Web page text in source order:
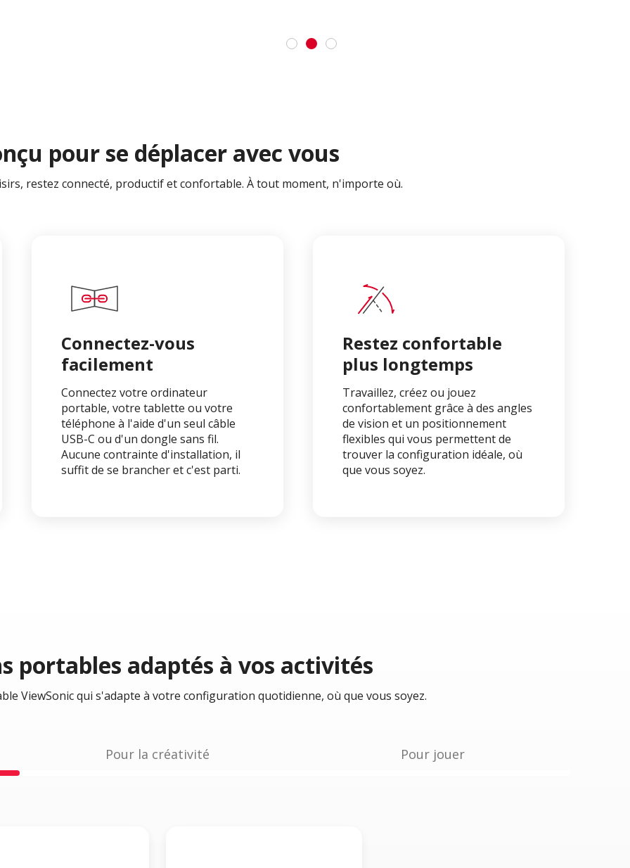
pour se déplacer avec vous
restez connecté, productif et confortable. À tout moment, n'importe où.
Connectez-vous
facilement
Connectez votre ordinateur
portable, votre tablette ou votre
téléphone à l'aide d'un seul câble
USB-C ou d'un dongle sans fil.
Aucune contrainte d'installation, il
suffit de se brancher et c'est parti.
Restez confortable
plus longtemps
Travaillez, créez ou jouez
confortablement grâce à des angles
de vision et un positionnement
flexibles qui vous permettent de
trouver la configuration idéale, où
que vous soyez.
portables adaptés à vos activités
ViewSonic qui s'adapte à votre configuration quotidienne, où que vous soyez.
Pour la créativité Pour jouer